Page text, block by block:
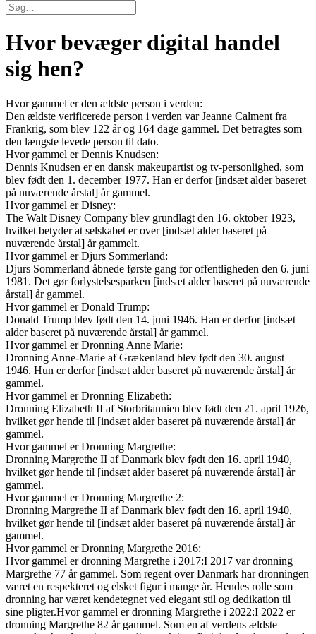
Hvor bevæger digital handel
sig hen?
Hvor gammel er den ældste person i verden:
Den ældste verificerede person i verden var Jeanne Calment fra
Frankrig, som blev 122 år og 164 dage gammel. Det betragtes som
den længste levede person til dato.
Hvor gammel er Dennis Knudsen:
Dennis Knudsen er en dansk makeupartist og tv-personlighed, som
blev født den 1. december 1977. Han er derfor [indsæt alder baseret
på nuværende årstal] år gammel.
Hvor gammel er Disney:
The Walt Disney Company blev grundlagt den 16. oktober 1923,
hvilket betyder at selskabet er over [indsæt alder baseret på
nuværende årstal] år gammelt.
Hvor gammel er Djurs Sommerland:
Djurs Sommerland åbnede første gang for offentligheden den 6. juni
1981. Det gør forlystelsesparken [indsæt alder baseret på nuværende
årstal] år gammel.
Hvor gammel er Donald Trump:
Donald Trump blev født den 14. juni 1946. Han er derfor [indsæt
alder baseret på nuværende årstal] år gammel.
Hvor gammel er Dronning Anne Marie:
Dronning Anne-Marie af Grækenland blev født den 30. august
1946. Hun er derfor [indsæt alder baseret på nuværende årstal] år
gammel.
Hvor gammel er Dronning Elizabeth:
Dronning Elizabeth II af Storbritannien blev født den 21. april 1926,
hvilket gør hende til [indsæt alder baseret på nuværende årstal] år
gammel.
Hvor gammel er Dronning Margrethe:
Dronning Margrethe II af Danmark blev født den 16. april 1940,
hvilket gør hende til [indsæt alder baseret på nuværende årstal] år
gammel.
Hvor gammel er Dronning Margrethe 2:
Dronning Margrethe II af Danmark blev født den 16. april 1940,
hvilket gør hende til [indsæt alder baseret på nuværende årstal] år
gammel.
Hvor gammel er Dronning Margrethe 2016:
Hvor gammel er dronning Margrethe i 2017:I 2017 var dronning
Margrethe 77 år gammel. Som regent over Danmark har dronningen
været en respekteret og elsket figur i mange år. Hendes rolle som
dronning har været kendetegnet ved elegant stil og dedikation til
sine pligter.Hvor gammel er dronning Margrethe i 2022:I 2022 er
dronning Margrethe 82 år gammel. Som en af verdens ældste